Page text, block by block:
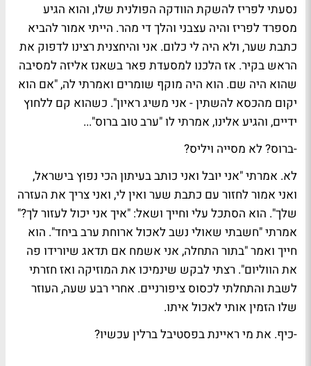
נסעתי לפריז להשקת הוודקה הפולנית שלו, והוא הגיע
מספרד לפריז והיה עצבני והלך די מהר. הייתי אמור להביא
כתבת שער, ולא היה לי כלום. אני והיחצנית רצינו לדפוק את
הראש בקיר. אז הלכנו למסעדת פאר בשאנז אליזה למסיבה
שהוא היה שם. הוא היה מוקף שומרים ואמרתי לה, "אם הוא
יקום מהכסא להשתין - אני משיג ראיון". כשהוא קם ללחוץ
ידיים, והגיע אלינו, אמרתי לו "ערב טוב ברוס"...
-ברוס? לא מסייה ויליס?
לא. אמרתי "אני יובל ואני כותב בעיתון הכי נפוץ בישראל,
ואני אמור לחזור עם כתבת שער ואין לי, ואני צריך את העזרה
שלך". הוא הסתכל עלי וחייך ושאל: "איך אני יכול לעזור לך?"
אמרתי "חשבתי שאולי נשב לאכול ארוחת ערב ביחד". הוא
חייך ואמר "בתור התחלה, אני אשמח אם תדאג שיורידו פה
את הווליום". רצתי לבקש שינמיכו את המוזיקה ואז חזרתי
לשבת והתחלתי לכסוס ציפורניים. אחרי רבע שעה, העוזר
שלו הזמין אותי לאכול איתו.
-כיף. את מי ראיינת בפסטיבל ברלין עכשיו?